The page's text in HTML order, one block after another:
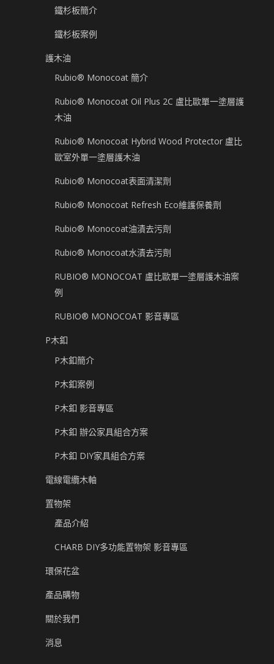
鐵杉板簡介
鐵杉板案例
護木油
Rubio® Monocoat 簡介
Rubio® Monocoat Oil Plus 2C 盧比歐單一塗層護
木油
Rubio® Monocoat Hybrid Wood Protector 盧比
歐室外單一塗層護木油
Rubio® Monocoat表面清潔劑
Rubio® Monocoat Refresh Eco維護保養劑
Rubio® Monocoat油漬去污劑
Rubio® Monocoat水漬去污劑
RUBIO® MONOCOAT 盧比歐單一塗層護木油案
例
RUBIO® MONOCOAT 影音專區
P木釦
P木釦簡介
P木釦案例
P木釦 影音專區
P木釦 辦公家具組合方案
P木釦 DIY家具組合方案
電線電纜木軸
置物架
產品介紹
CHARB DIY多功能置物架 影音專區
環保花盆
產品購物
關於我們
消息